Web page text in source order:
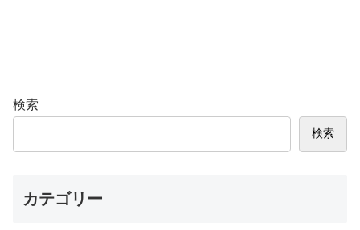
検索
検索
カテゴリー